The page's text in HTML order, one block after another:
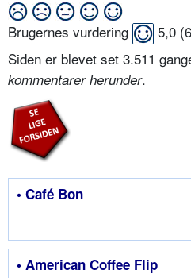
Brugernes vurdering 5,0 (6
Siden er blevet set 3.511
kommentarer herunder.
• Café Bon
• American Coffee Flip